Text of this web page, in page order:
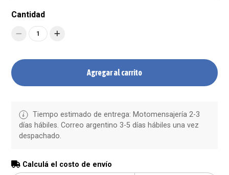
Cantidad
1
Agregar al carrito
Tiempo estimado de entrega: Motomensajería 2-3
días hábiles. Correo argentino 3-5 días hábiles una vez
despachado.
Calculá el costo de envío